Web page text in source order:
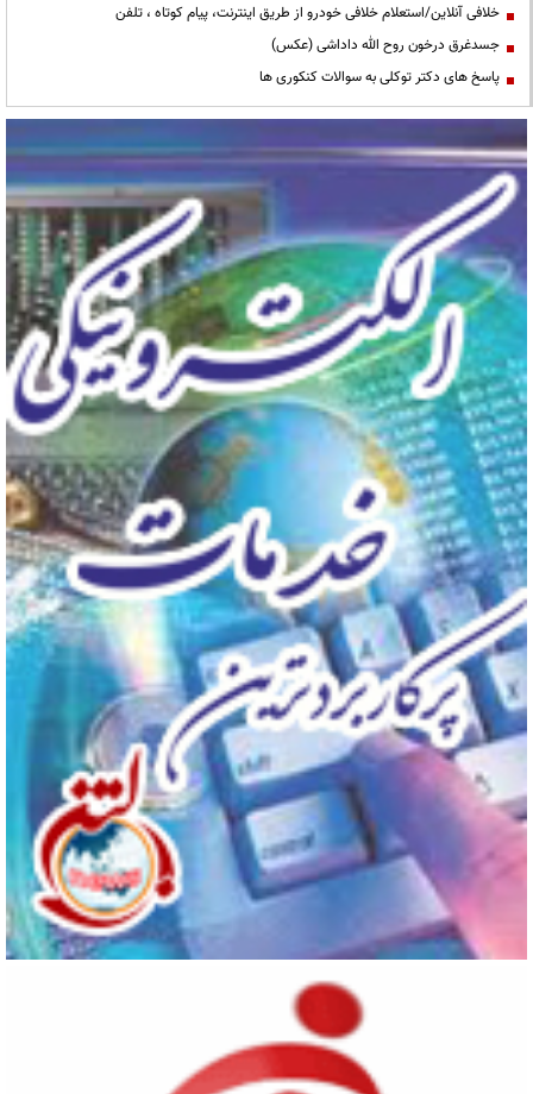
خلافی آنلاین/استعلام خلافی خودرو از طریق اینترنت، پیام کوتاه ، تلفن
جسدغرق درخون روح الله داداشی (عکس)
پاسخ های دکتر توکلی به سوالات کنکوری ها